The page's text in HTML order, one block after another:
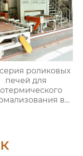
серия роликовых
печей для
в